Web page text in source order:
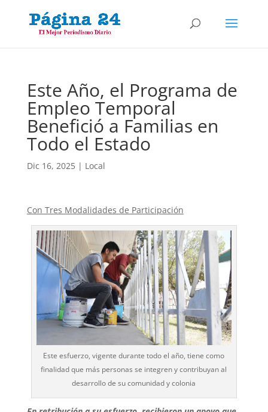
Este Año, el Programa de
Empleo Temporal
Benefició a Familias en
Todo el Estado
Dic 16, 2025| Local
Con Tres Modalidades de Participación
Este esfuerzo, vigente durante todo el año, tiene como
finalidad que más personas se integren y contribuyan al
desarrollo de su comunidad y colonia